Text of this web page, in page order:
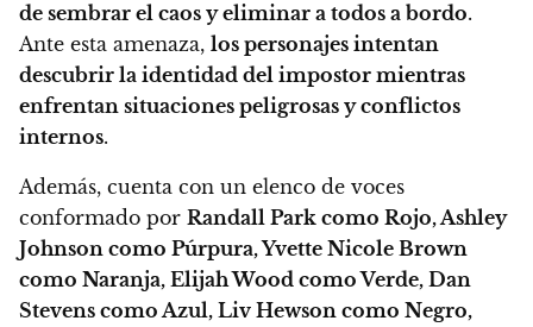
de sembrar el caos y eliminar a todos a bordo.
Ante esta amenaza, los personajes intentan
descubrir la identidad del impostor mientras
enfrentan situaciones peligrosas y conflictos
internos.
Además, cuenta con un elenco de voces
conformado por Randall Park como Rojo, Ashley
Johnson como Púrpura, Yvette Nicole Brown
como Naranja, Elijah Wood como Verde, Dan
Stevens como Azul, Liv Hewson como Negro,